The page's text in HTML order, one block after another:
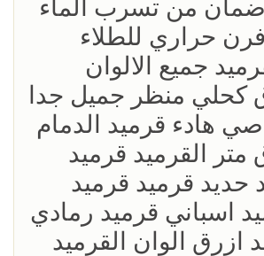
ضمان من تسرب الماء
فرن حراري للطلاء
جميع الالوان
كحلي منظر جميل جدا
هادء قرميد الدمام
متر القرميد قرميد
حديد قرميد قرميد
اسباني قرميد رمادي
ازرق الوان القرميد